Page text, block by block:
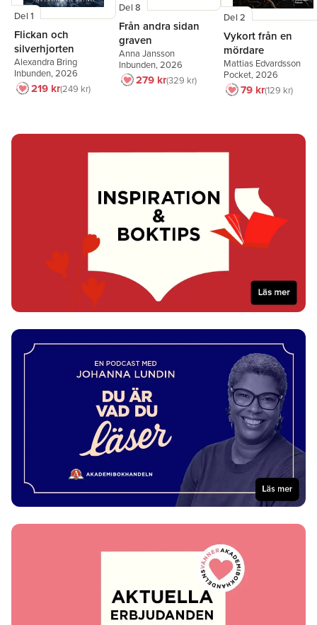
Del 1
Flickan och
silverhjorten
Alexandra Bring
Inbunden, 2026
219 kr249 kr
Del 8
Från andra sidan
graven
Anna Jansson
Inbunden, 2026
279 kr329 kr
Del 2
Vykort från en
mördare
Mattias Edvardsson
Pocket, 2026
79 kr129 kr